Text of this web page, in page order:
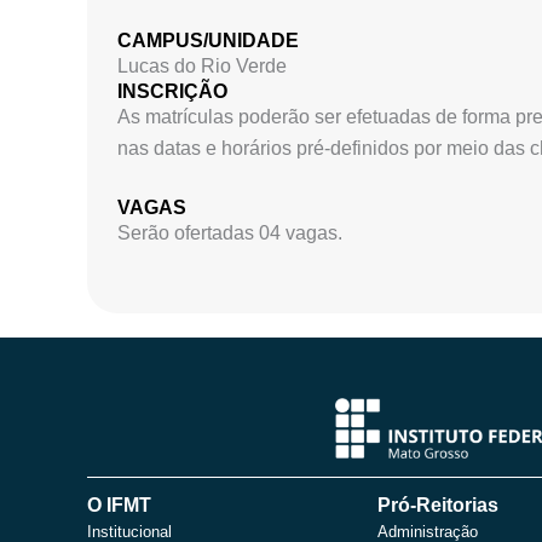
CAMPUS/UNIDADE
Lucas do Rio Verde
INSCRIÇÃO
As matrículas poderão ser efetuadas de forma
nas datas e horários pré-definidos por meio das
VAGAS
Serão ofertadas 04 vagas.
O IFMT
Institucional
Pró-Reitorias
Administração